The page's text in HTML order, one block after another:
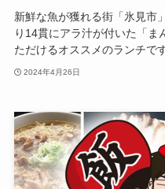
新鮮な魚が獲れる街「氷見市
り14貫にアラ汁が付いた「
ただけるオススメのランチです
2024年4月26日